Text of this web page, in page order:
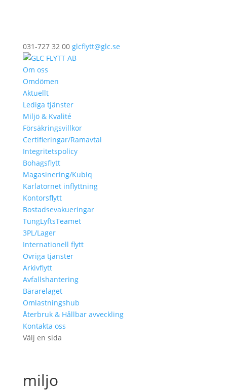
031-727 32 00 glcflytt@glc.se
Om oss
Omdömen
Aktuellt
Lediga tjänster
Miljö & Kvalité
Försäkringsvillkor
Certifieringar/Ramavtal
Integritetspolicy
Bohagsflytt
Magasinering/Kubiq
Karlatornet inflyttning
Kontorsflytt
Bostadsevakueringar
TungLyftsTeamet
3PL/Lager
Internationell flytt
Övriga tjänster
Arkivflytt
Avfallshantering
Bärarelaget
Omlastningshub
Återbruk & Hållbar avveckling
Kontakta oss
Välj en sida
miljo